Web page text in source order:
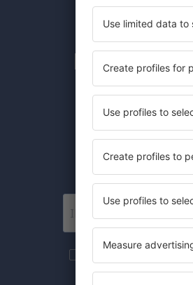
Günstige Flüge,
Wir senden